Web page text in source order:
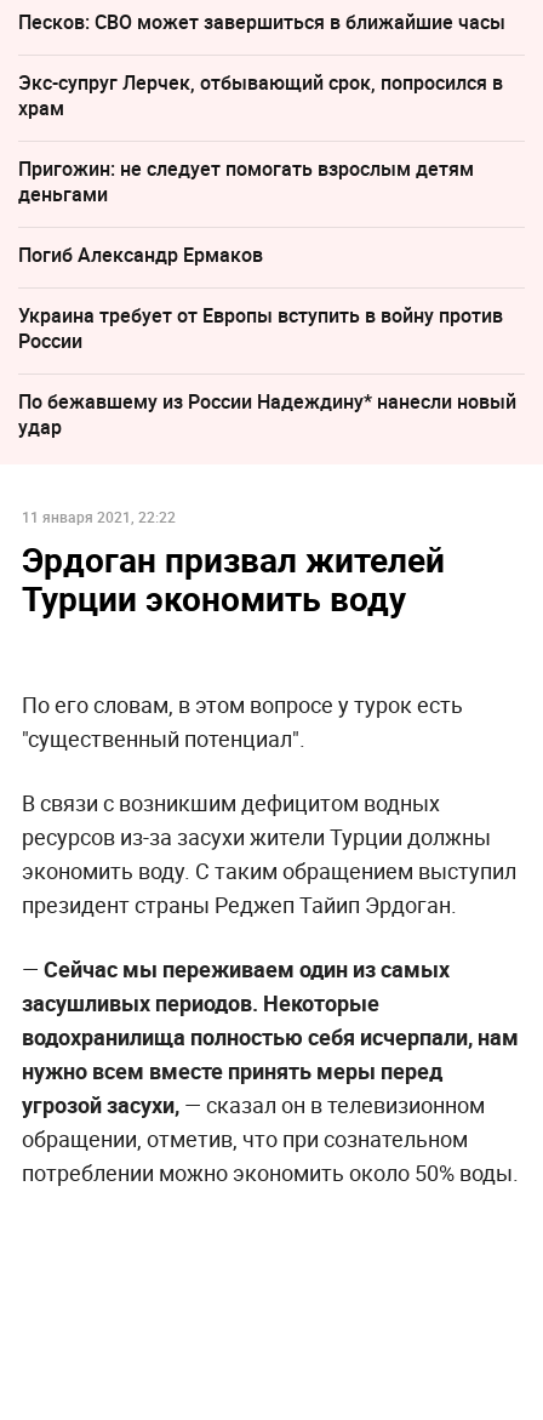
Песков: СВО может завершиться в ближайшие часы
Экс-супруг Лерчек, отбывающий срок, попросился в
храм
Пригожин: не следует помогать взрослым детям
деньгами
Погиб Александр Ермаков
Украина требует от Европы вступить в войну против
России
По бежавшему из России Надеждину* нанесли новый
удар
11 января 2021, 22:22
Эрдоган призвал жителей
Турции экономить воду
По его словам, в этом вопросе у турок есть
"существенный потенциал".
В связи с возникшим дефицитом водных
ресурсов из-за засухи жители Турции должны
экономить воду. С таким обращением выступил
президент страны Реджеп Тайип Эрдоган.
— Сейчас мы переживаем один из самых
засушливых периодов. Некоторые
водохранилища полностью себя исчерпали, нам
нужно всем вместе принять меры перед
угрозой засухи,— сказал он в телевизионном
обращении, отметив, что при сознательном
потреблении можно экономить около 50% воды.